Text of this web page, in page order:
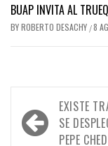
BUAP INVITA AL
BYROBERTO DESACHY /8
Navegación
de
EXISTE
SE
PEPE